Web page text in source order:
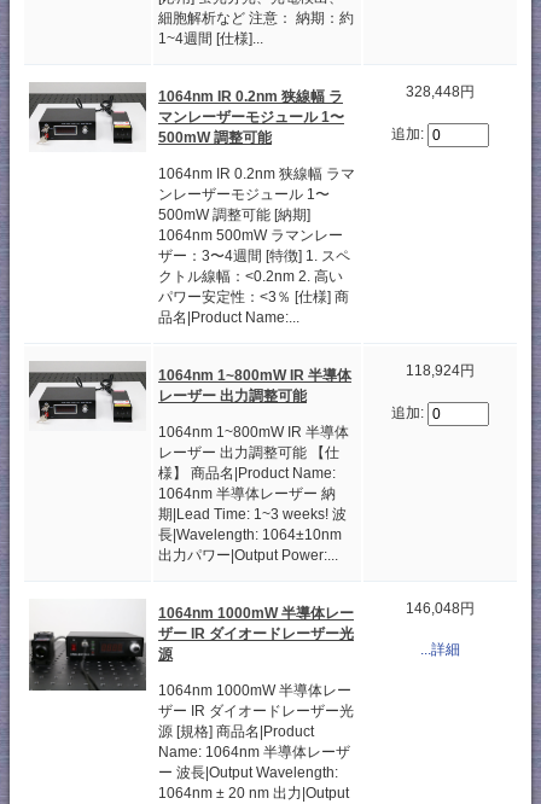
細胞解析など 注意： 納期：約
1~4週間 [仕様]...
1064nm IR 0.2nm 狭線幅 ラ
マンレーザーモジュール 1〜
500mW 調整可能
1064nm IR 0.2nm 狭線幅 ラマ
ンレーザーモジュール 1〜
500mW 調整可能 [納期]
1064nm 500mW ラマンレー
ザー：3〜4週間 [特徴] 1. スペ
クトル線幅：<0.2nm 2. 高い
パワー安定性：<3％ [仕様] 商
品名|Product Name:...
328,448円
追加:
1064nm 1~800mW IR 半導体
レーザー 出力調整可能
1064nm 1~800mW IR 半導体
レーザー 出力調整可能 【仕
様】 商品名|Product Name:
1064nm 半導体レーザー 納
期|Lead Time: 1~3 weeks! 波
長|Wavelength: 1064±10nm
出力パワー|Output Power:...
118,924円
追加:
1064nm 1000mW 半導体レー
ザー IR ダイオードレーザー光
源
1064nm 1000mW 半導体レー
ザー IR ダイオードレーザー光
源 [規格] 商品名|Product
Name: 1064nm 半導体レーザ
ー 波長|Output Wavelength:
1064nm ± 20 nm 出力|Output
146,048円
...詳細